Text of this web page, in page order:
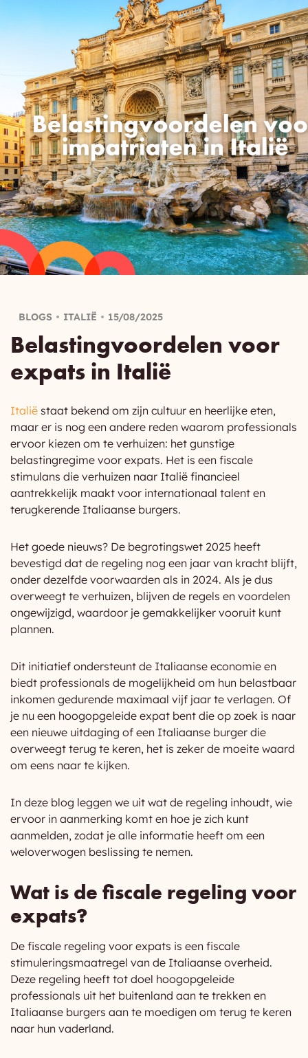
BLOGS ITALIË 15/08/2025
Belastingvoordelen voor
expats in Italië
Italië staat bekend om zijn cultuur en heerlijke eten,
maar er is nog een andere reden waarom professionals
ervoor kiezen om te verhuizen: het gunstige
belastingregime voor expats. Het is een fiscale
stimulans die verhuizen naar Italië financieel
aantrekkelijk maakt voor internationaal talent en
terugkerende Italiaanse burgers.
Het goede nieuws? De begrotingswet 2025 heeft
bevestigd dat de regeling nog een jaar van kracht blijft,
onder dezelfde voorwaarden als in 2024. Als je dus
overweegt te verhuizen, blijven de regels en voordelen
ongewijzigd, waardoor je gemakkelijker vooruit kunt
plannen.
Dit initiatief ondersteunt de Italiaanse economie en
biedt professionals de mogelijkheid om hun belastbaar
inkomen gedurende maximaal vijf jaar te verlagen. Of
je nu een hoogopgeleide expat bent die op zoek is naar
een nieuwe uitdaging of een Italiaanse burger die
overweegt terug te keren, het is zeker de moeite waard
om eens naar te kijken.
In deze blog leggen we uit wat de regeling inhoudt, wie
ervoor in aanmerking komt en hoe je zich kunt
aanmelden, zodat je alle informatie heeft om een
weloverwogen beslissing te nemen.
Wat is de fiscale regeling voor
expats?
De fiscale regeling voor expats is een fiscale
stimuleringsmaatregel van de Italiaanse overheid.
Deze regeling heeft tot doel hoogopgeleide
professionals uit het buitenland aan te trekken en
Italiaanse burgers aan te moedigen om terug te keren
naar hun vaderland.